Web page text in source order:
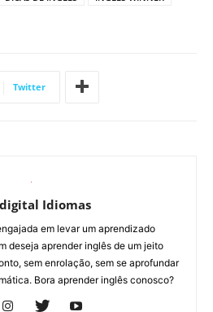
Twitter
Idiomas
em levar um aprendizado
deseja aprender inglês de um jeito
sem enrolação, sem se aprofundar
Bora aprender inglês conosco?